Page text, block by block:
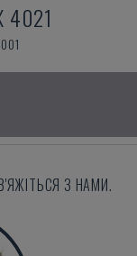
4021
З НАМИ.